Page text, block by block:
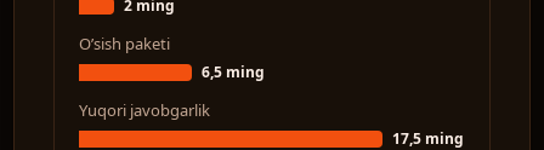
2 ming
O’sish paketi
6,5 ming
Yuqori javobgarlik
17,5 ming